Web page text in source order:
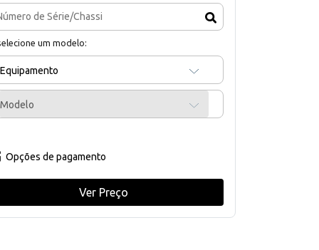
um modelo:
Equipamento
Modelo
Opções de pagamento
Ver Preço